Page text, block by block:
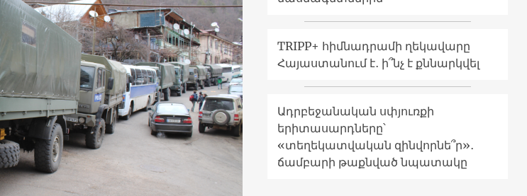
TRIPP+ հիմնադրամի ղեկավարը
Հայաստանում է․ ի՞նչ է քննարկվել
Ադրբեջանական սփյուռքի
երիտասարդները՝
«տեղեկատվական զինվորնե՞ր»․
ճամբարի թաքնված նպատակը